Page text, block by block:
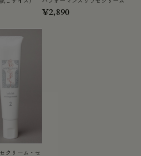
¥2,890
クリーム・セ